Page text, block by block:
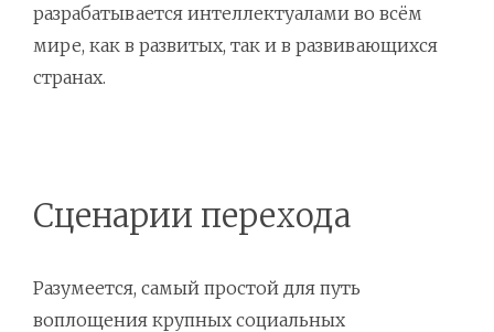
разрабатывается интеллектуалами во всём
мире, как в развитых, так и в развивающихся
странах.
Сценарии перехода
Разумеется, самый простой для путь
воплощения крупных социальных